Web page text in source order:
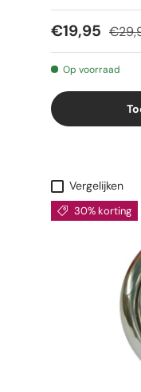
€19,95
Op voorraad
Vergelijken
30% korting